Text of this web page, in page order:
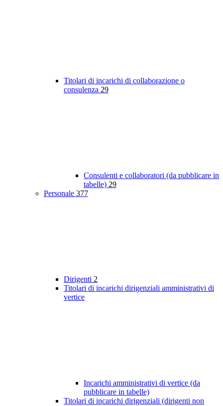
Titolari di incarichi di collaborazione o
consulenza 29
Consulenti e collaboratori (da pubblicare in
tabelle) 29
Personale 377
Dirigenti 2
Titolari di incarichi dirigenziali amministrativi di
vertice
Incarichi amministrativi di vertice (da
pubblicare in tabelle)
Titolari di incarichi dirigenziali (dirigenti non